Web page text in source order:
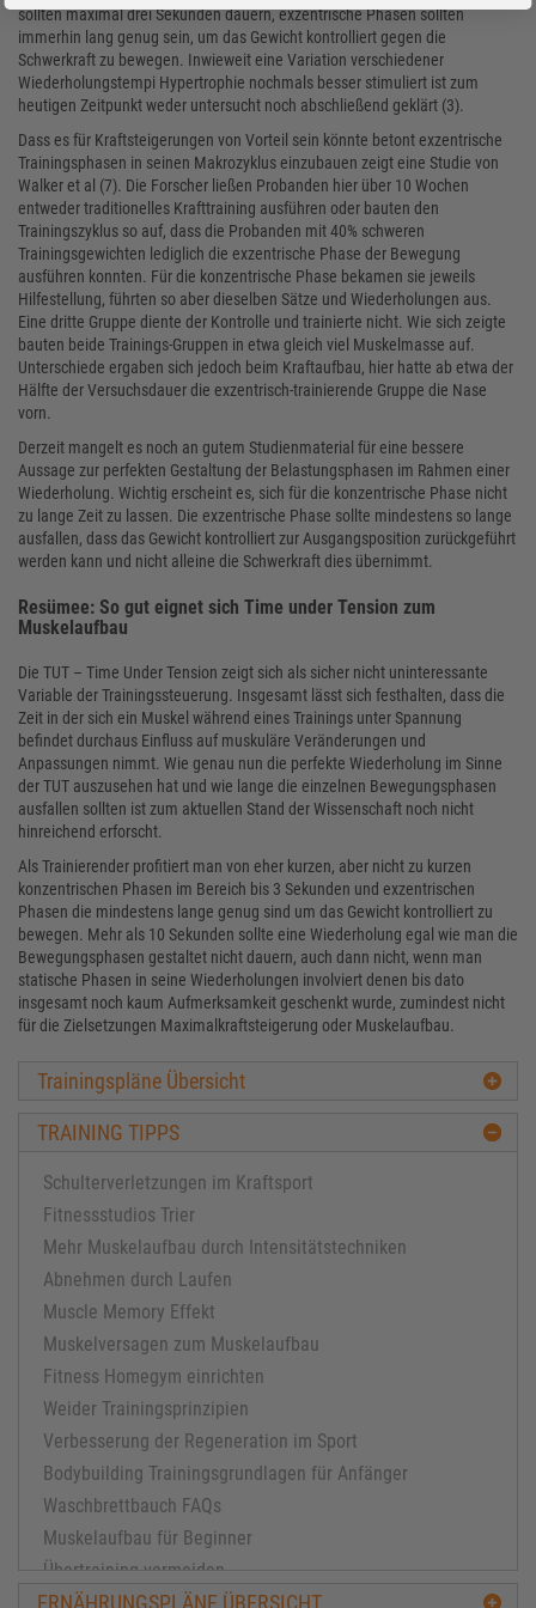
sollten maximal drei Sekunden dauern, exzentrische Phasen sollten
immerhin lang genug sein, um das Gewicht kontrolliert gegen die
Schwerkraft zu bewegen. Inwieweit eine Variation verschiedener
Wiederholungstempi Hypertrophie nochmals besser stimuliert ist zum
heutigen Zeitpunkt weder untersucht noch abschließend geklärt (3).
Dass es für Kraftsteigerungen von Vorteil sein könnte betont exzentrische
Trainingsphasen in seinen Makrozyklus einzubauen zeigt eine Studie von
Walker et al (7). Die Forscher ließen Probanden hier über 10 Wochen
entweder traditionelles Krafttraining ausführen oder bauten den
Trainingszyklus so auf, dass die Probanden mit 40% schweren
Trainingsgewichten lediglich die exzentrische Phase der Bewegung
ausführen konnten. Für die konzentrische Phase bekamen sie jeweils
Hilfestellung, führten so aber dieselben Sätze und Wiederholungen aus.
Eine dritte Gruppe diente der Kontrolle und trainierte nicht. Wie sich zeigte
bauten beide Trainings-Gruppen in etwa gleich viel Muskelmasse auf.
Unterschiede ergaben sich jedoch beim Kraftaufbau, hier hatte ab etwa der
Hälfte der Versuchsdauer die exzentrisch-trainierende Gruppe die Nase
vorn.
Derzeit mangelt es noch an gutem Studienmaterial für eine bessere
Aussage zur perfekten Gestaltung der Belastungsphasen im Rahmen einer
Wiederholung. Wichtig erscheint es, sich für die konzentrische Phase nicht
zu lange Zeit zu lassen. Die exzentrische Phase sollte mindestens so lange
ausfallen, dass das Gewicht kontrolliert zur Ausgangsposition zurückgeführt
werden kann und nicht alleine die Schwerkraft dies übernimmt.
Resümee: So gut eignet sich Time under Tension zum
Muskelaufbau
Die TUT – Time Under Tension zeigt sich als sicher nicht uninteressante
Variable der Trainingssteuerung. Insgesamt lässt sich festhalten, dass die
Zeit in der sich ein Muskel während eines Trainings unter Spannung
befindet durchaus Einfluss auf muskuläre Veränderungen und
Anpassungen nimmt. Wie genau nun die perfekte Wiederholung im Sinne
der TUT auszusehen hat und wie lange die einzelnen Bewegungsphasen
ausfallen sollten ist zum aktuellen Stand der Wissenschaft noch nicht
hinreichend erforscht.
Als Trainierender profitiert man von eher kurzen, aber nicht zu kurzen
konzentrischen Phasen im Bereich bis 3 Sekunden und exzentrischen
Phasen die mindestens lange genug sind um das Gewicht kontrolliert zu
bewegen. Mehr als 10 Sekunden sollte eine Wiederholung egal wie man die
Bewegungsphasen gestaltet nicht dauern, auch dann nicht, wenn man
statische Phasen in seine Wiederholungen involviert denen bis dato
insgesamt noch kaum Aufmerksamkeit geschenkt wurde, zumindest nicht
für die Zielsetzungen Maximalkraftsteigerung oder Muskelaufbau.
Trainingspläne Übersicht
TRAINING TIPPS
Schulterverletzungen im Kraftsport
Fitnessstudios Trier
Mehr Muskelaufbau durch Intensitätstechniken
Abnehmen durch Laufen
Muscle Memory Effekt
Muskelversagen zum Muskelaufbau
Fitness Homegym einrichten
Weider Trainingsprinzipien
Verbesserung der Regeneration im Sport
Bodybuilding Trainingsgrundlagen für Anfänger
Waschbrettbauch FAQs
Muskelaufbau für Beginner
Übertraining vermeiden
Muskelaufbau für Fortgeschrittene
ERNÄHRUNGSPLÄNE ÜBERSICHT